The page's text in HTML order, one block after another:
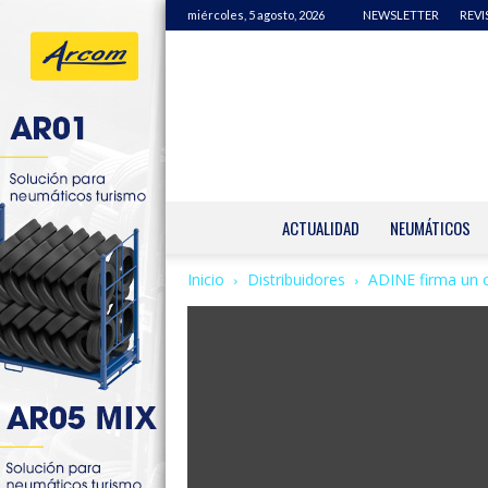
miércoles, 5 agosto, 2026 NEWSLETTER
ACTUALIDAD NEUMÁTICOS
Inicio Distribuidores ADINE firma un